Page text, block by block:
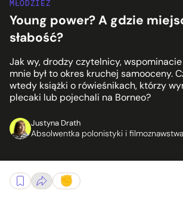
MŁODZIEŻ
Young power? A gdzie
słabość?
Jak wy, drodzy czytelnicy,
mnie był to okres kruchej samooceny.
wtedy książki o rówieśnikach, którzy
plecaki lub pojechali na Borneo?
Justyna Drath
Absolwentka polonistyki i